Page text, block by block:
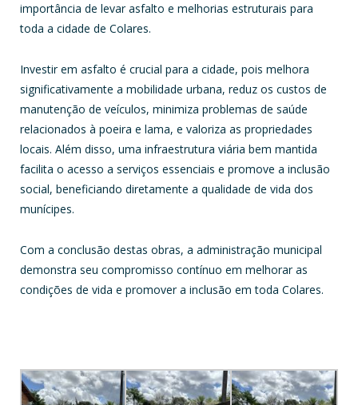
importância de levar asfalto e melhorias estruturais para
toda a cidade de Colares.
Investir em asfalto é crucial para a cidade, pois melhora
significativamente a mobilidade urbana, reduz os custos de
manutenção de veículos, minimiza problemas de saúde
relacionados à poeira e lama, e valoriza as propriedades
locais. Além disso, uma infraestrutura viária bem mantida
facilita o acesso a serviços essenciais e promove a inclusão
social, beneficiando diretamente a qualidade de vida dos
munícipes.
Com a conclusão destas obras, a administração municipal
demonstra seu compromisso contínuo em melhorar as
condições de vida e promover a inclusão em toda Colares.